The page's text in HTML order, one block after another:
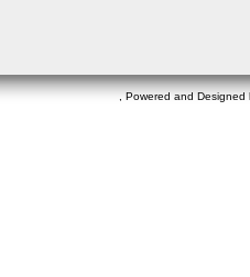
, Powered and